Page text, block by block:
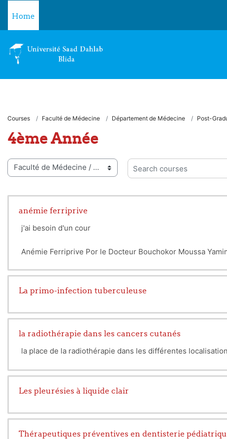
Home
Courses Faculté de Médecine Département de Médecine Post-
4ème Année
Search courses
anémie ferriprive
j'ai besoin d'un cour
Anémie Ferriprive Por le Docteur Bouchokor Moussa
La primo-infection tuberculeuse
la radiothérapie dans les cancers cutanés
la place de la radiothérapie dans les différentes
Les pleurésies à liquide clair
Thérapeutiques préventives en dentisterie